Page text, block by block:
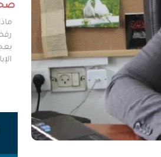
أن يكون مخططًا إستراتيجيًا
للهيئات العامة، ولكن من حقه
عن تفاصيلها،
السيناريوهات الأسوأ؟